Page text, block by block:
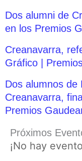
Dos alumni de
en los Premios
Creanavarra,
Gráfico |
Dos alumnos de
Creanavarra,
Premios
Próximos
¡No hay